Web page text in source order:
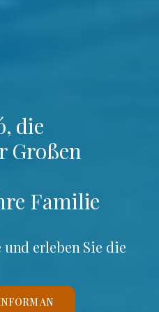
die
Großen
Familie
und erleben Sie die
AN